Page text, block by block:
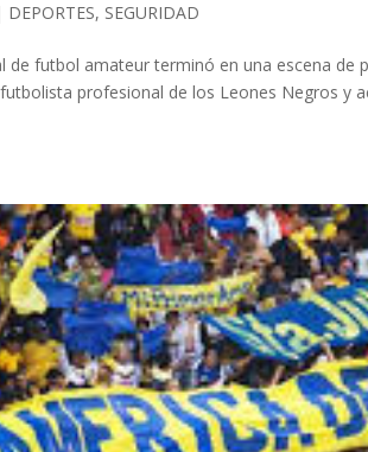
DEPORTES, SEGURIDAD
de futbol amateur terminó en una escena de
profesional de los Leones Negros y